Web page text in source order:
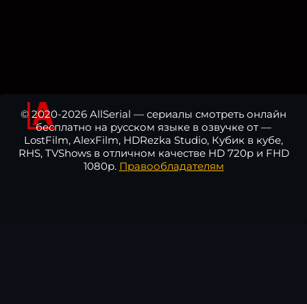
© 2020-2026 AllSerial — сериалы смотреть онлайн
бесплатно на русском языке в озвучке от —
LostFilm, AlexFilm, HDRezka Studio, Кубик в кубе,
RHS, TVShows в отличном качестве HD 720p и FHD
1080p. Правообладателям